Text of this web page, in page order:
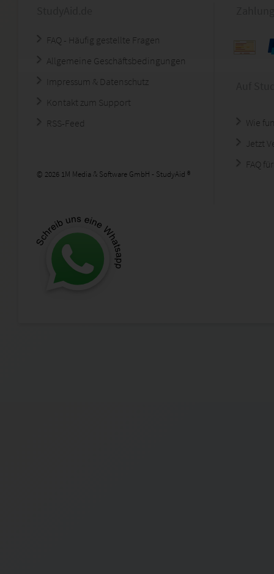
FAQ - Häufig gestellte Fragen
Allgemeine Geschäftsbedingungen
Impressum & Datenschutz
Kontakt zum Support
RSS-Feed
© 2026 1M Media & Software GmbH - StudyAid ®
Wie
Jetzt
FAQ